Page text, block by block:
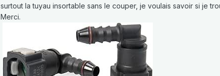
surtout la tuyau insortable sans le couper, je voulais savoir si je
Merci.